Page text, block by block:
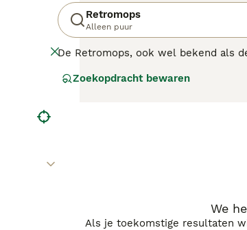
Retromops
Alleen puur
De Retromops, ook wel bekend als
geplooide snuit. De Retromops
Zoekopdracht bewaren
We
Als je toekomstige resultaten